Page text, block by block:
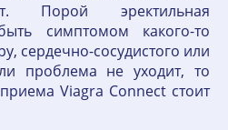
Порой эректильная
симптомом какого-то
сердечно-сосудистого или
проблема не уходит, то
Viagra Connect стоит